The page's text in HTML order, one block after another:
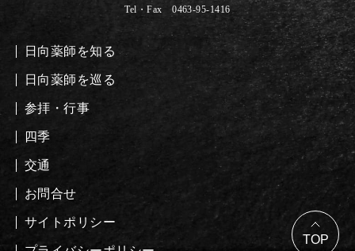
Tel・Fax 0463-95-1416
日向薬師を知る
日向薬師を巡る
参拝・行事
四季
交通
お問合せ
サイトポリシー